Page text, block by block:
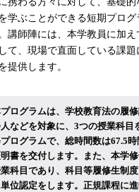
学ぶことができる短期プロ
講師陣には、本学教員に加
て、現場で直面している課
提供します。
ログラムは、学校教育法の履
などを対象に、 3つの授業科目
ログラムで、総時間数は67.5
書を交付します。また、本学
科目であり、科目等履修生制
位認定をします。正規課程に進